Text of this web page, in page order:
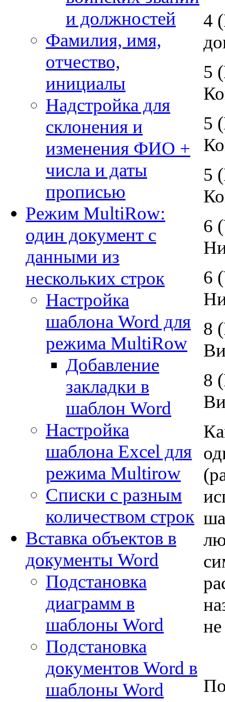
и должностей
Фамилия, имя,
отчество,
инициалы
Надстройка для
склонения и
изменения ФИО +
числа и даты
прописью
Режим MultiRow:
один документ с
данными из
нескольких строк
Настройка
шаблона Word для
режима MultiRow
Добавление
закладки в
шаблон Word
Настройка
шаблона Excel для
режима Multirow
Списки с разным
количеством строк
Вставка объектов в
документы Word
Подстановка
диаграмм в
шаблоны Word
Подстановка
документов Word в
шаблоны Word
4
5
5
5
6
6
8
8